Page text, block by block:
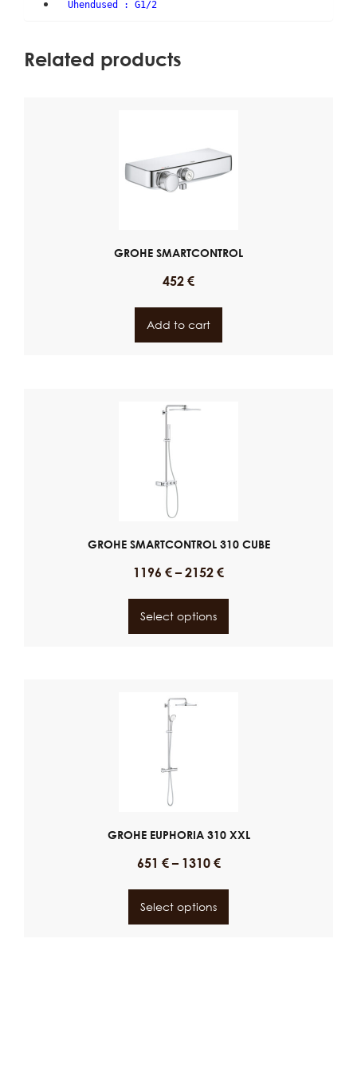
Ühendused : G1/2
Related products
GROHE SMARTCONTROL
452 €
Add to cart
GROHE SMARTCONTROL 310 CUBE
1196 € – 2152 €
Select options
GROHE EUPHORIA 310 XXL
651 €– 1310 €
Select options